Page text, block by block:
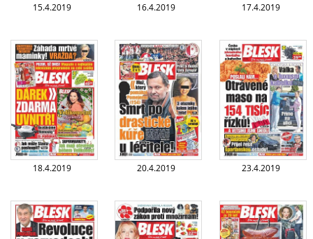
15.4.2019 16.4.2019 17.4.2019
18.4.2019 20.4.2019 23.4.2019